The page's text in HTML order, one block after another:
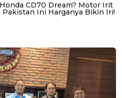
CD70 Dream? Motor Irit
Pakistan Ini Harganya Bikin Iri!